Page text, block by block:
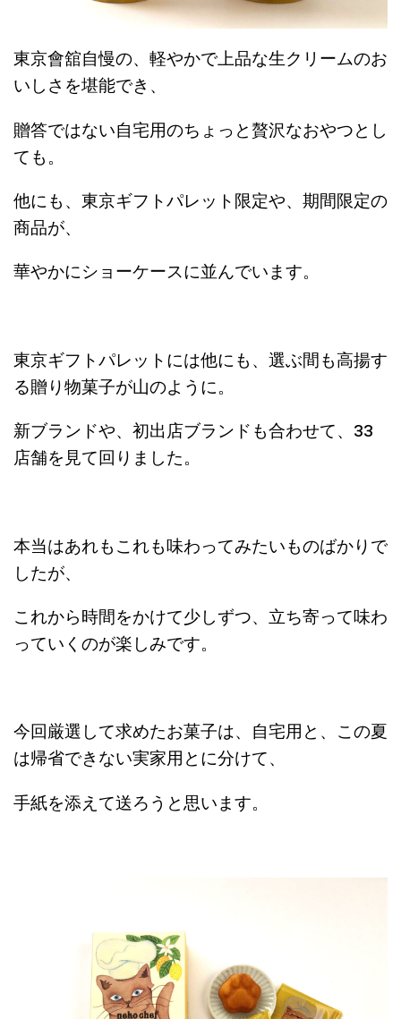
東京會舘自慢の、軽やかで上品な生クリームのお
いしさを堪能でき、
贈答ではない自宅用のちょっと贅沢なおやつとし
ても。
他にも、東京ギフトパレット限定や、期間限定の
商品が、
華やかにショーケースに並んでいます。
東京ギフトパレットには他にも、選ぶ間も高揚す
る贈り物菓子が山のように。
新ブランドや、初出店ブランドも合わせて、33
店舗を見て回りました。
本当はあれもこれも味わってみたいものばかりで
したが、
これから時間をかけて少しずつ、立ち寄って味わ
っていくのが楽しみです。
今回厳選して求めたお菓子は、自宅用と、この夏
は帰省できない実家用とに分けて、
手紙を添えて送ろうと思います。